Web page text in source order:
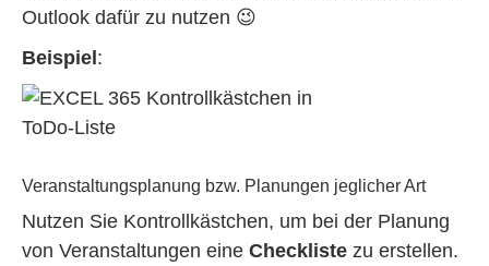
Outlook dafür zu nutzen 😉
Beispiel:
Veranstaltungsplanung bzw. Planungen jeglicher Art
Nutzen Sie Kontrollkästchen, um bei der Planung
von Veranstaltungen eine Checkliste zu erstellen.